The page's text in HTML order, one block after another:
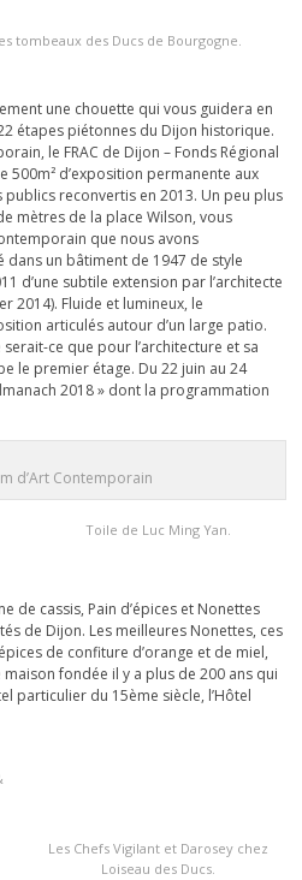
tombeaux des Ducs de Bourgogne.
une chouette qui vous guidera en
étapes piétonnes du Dijon historique.
le FRAC de Dijon – Fonds Régional
500m² d’exposition permanente aux
publics reconvertis en 2013. Un peu plus
mètres de la place Wilson, vous
que nous avons
un bâtiment de 1947 de style
d’une subtile extension par l’architecte
2014). Fluide et lumineux, le
articulés autour d’un large patio.
ce que pour l’architecture et sa
le premier étage. Du 22 juin au 24
2018 » dont la programmation
d’Art Contemporain
Toile de Luc Ming Yan.
de cassis, Pain d’épices et Nonettes
de Dijon. Les meilleures Nonettes, ces
de confiture d’orange et de miel,
fondée il y a plus de 200 ans qui
particulier du 15ème siècle, l’Hôtel
Les Chefs Vigilant et Darosey chez
Loiseau des Ducs.